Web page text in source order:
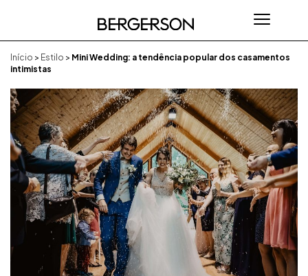
Início > Estilo > Mini Wedding: a tendência popular dos casamentos
intimistas